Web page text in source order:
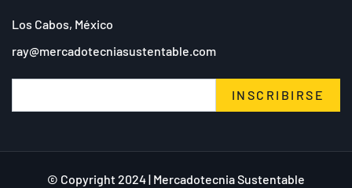
Los Cabos, México
ray@mercadotecniasustentable.com
INSCRIBIRSE
© Copyright 2024 | Mercadotecnia Sustentable